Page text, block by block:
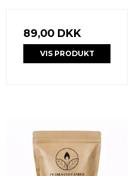
89,00 DKK
VIS PRODUKT